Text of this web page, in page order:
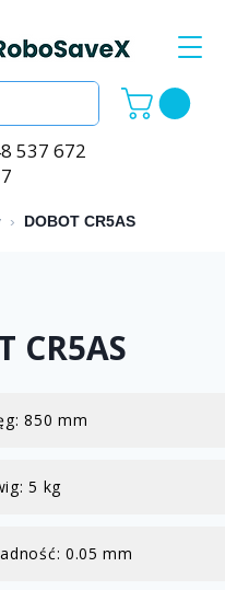
537 672
› DOBOT CR5AS
CR5AS
850 mm
5 kg
0.05 mm